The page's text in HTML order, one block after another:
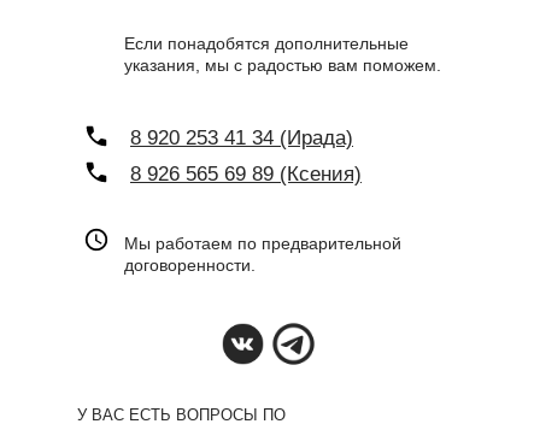
8 920 253 41 34 (Ирада)
8 926 565 69 89 (Ксения)
У ВАС ЕСТЬ ВОПРОСЫ ПО
Если понадобятся дополнительные
указания, мы с радостью вам поможем.
Мы работаем по предварительной
договоренности.